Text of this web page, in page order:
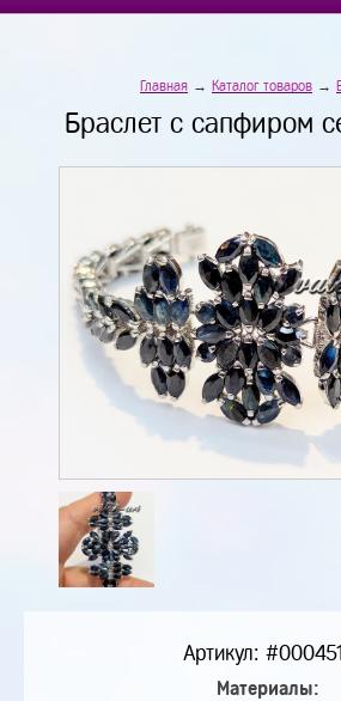
Главная → Каталог товаров →
Браслет с сапфиром
Артикул:
Материалы: